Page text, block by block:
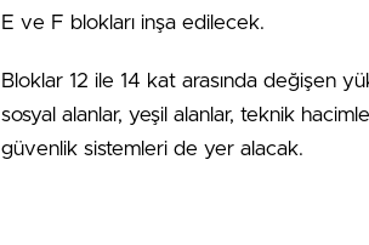
E ve F blokları inşa edilecek.
Bloklar 12 ile 14 kat arasında değişen
sosyal alanlar, yeşil alanlar, teknik
güvenlik sistemleri de yer alacak.